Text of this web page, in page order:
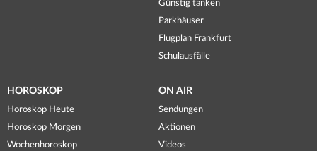
Günstig tanken
Parkhäuser
Flugplan Frankfurt
Schulausfälle
HOROSKOP
Horoskop Heute
Horoskop Morgen
Wochenhoroskop
ON AIR
Sendungen
Aktionen
Videos